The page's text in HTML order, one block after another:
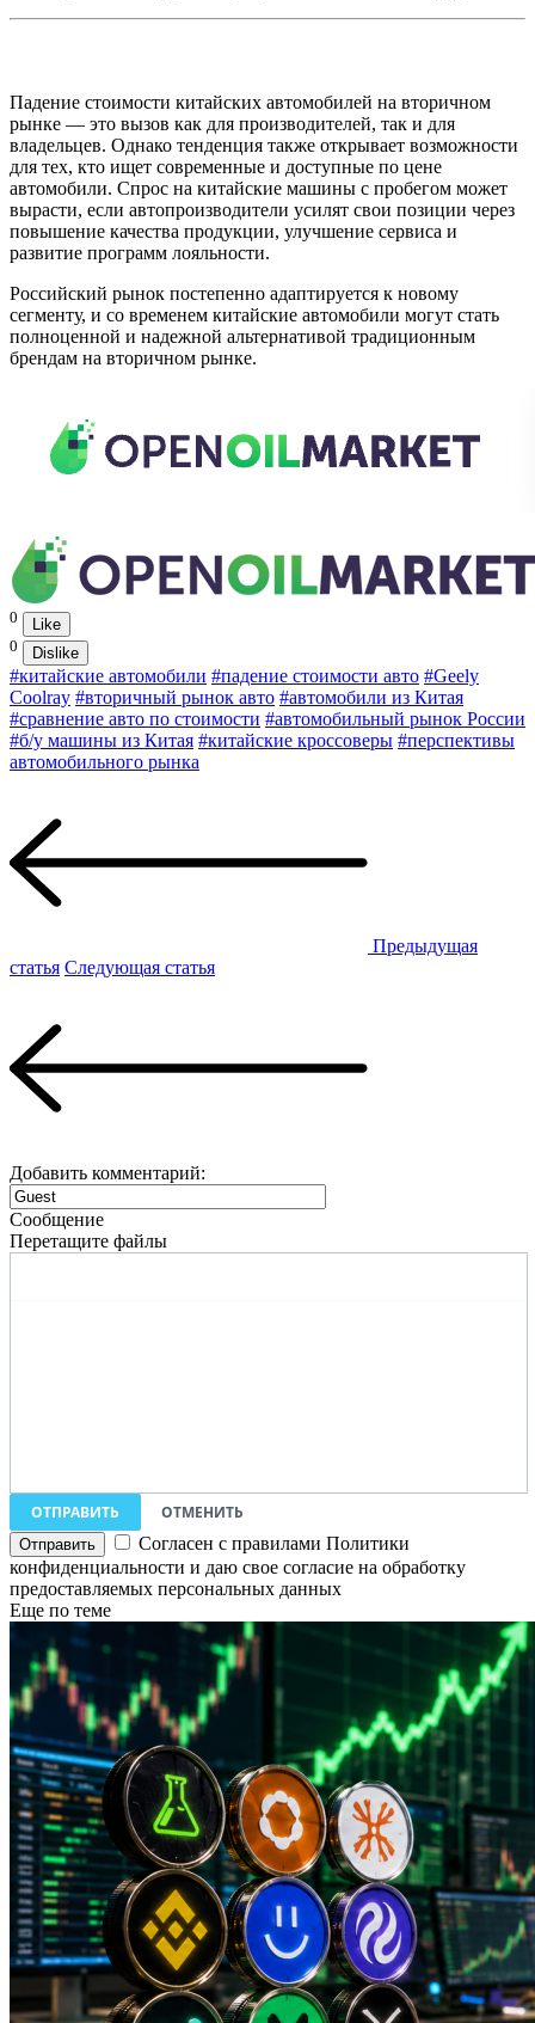
Падение стоимости китайских автомобилей на вторичном
рынке — это вызов как для производителей, так и для
владельцев. Однако тенденция также открывает возможности
для тех, кто ищет современные и доступные по цене
автомобили. Спрос на китайские машины с пробегом может
вырасти, если автопроизводители усилят свои позиции через
повышение качества продукции, улучшение сервиса и
развитие программ лояльности.
Российский рынок постепенно адаптируется к новому
сегменту, и со временем китайские автомобили могут стать
полноценной и надежной альтернативой традиционным
брендам на вторичном рынке.
0
Like
0
Dislike
#китайские автомобили #падение стоимости авто #Geely
Coolray #вторичный рынок авто #автомобили из Китая
#сравнение авто по стоимости #автомобильный рынок России
#б/у машины из Китая #китайские кроссоверы #перспективы
автомобильного рынка
Предыдущая
статья Следующая статья
Добавить комментарий:
Сообщение
Перетащите файлы
ОТПРАВИТЬ
ОТМЕНИТЬ
Согласен с правилами Политики
конфиденциальности и даю свое согласие на обработку
предоставляемых персональных данных
Еще по теме